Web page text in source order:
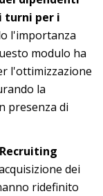
turni per i
l'importanza
modulo ha
l'ottimizzazione
la
presenza di
dei
ridefinito